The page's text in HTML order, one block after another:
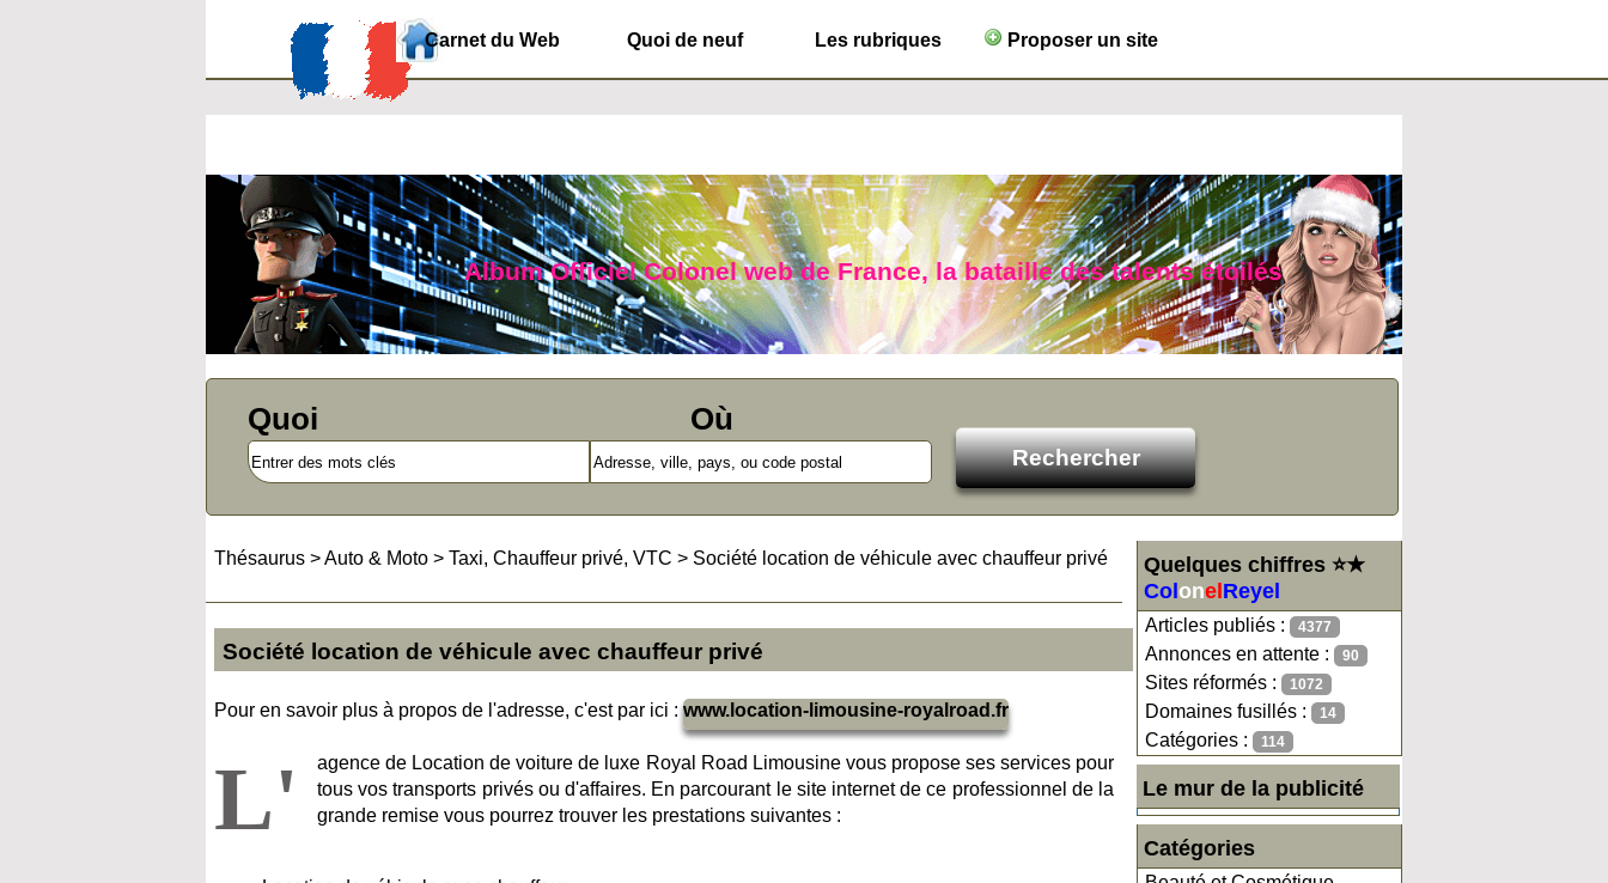
Carnet du Web Quoi de neuf Les rubriques Proposer un site
Album Officiel Colonel web de France, la bataille des talents étoilés
Quoi Où
Quelques chiffres ⭐★
Col onel Reyel
Articles publiés : 4377
Annonces en attente : 90
Sites réformés : 1072
Domaines fusillés : 14
Catégories : 114
Le mur de la publicité
Catégories
Thésaurus >Auto & Moto > Taxi, Chauffeur privé, VTC > Société location de véhicule avec chauffeur privé
Société location de véhicule avec chauffeur privé
Pour en savoir plus à propos de l'adresse, c'est par ici :www.location-limousine-royalroad.fr
L'
agence de Location de voiture de luxe Royal Road Limousine vous propose ses services pour
tous vos transports privés ou d'affaires. En parcourant le site internet de ce professionnel de la
grande remise vous pourrez trouver les prestations suivantes :